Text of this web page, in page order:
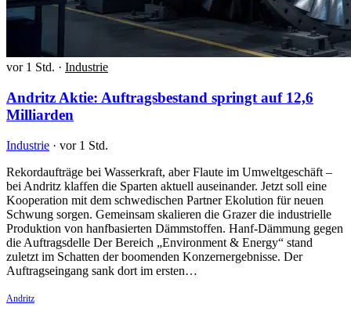
vor 1 Std. · Industrie
Andritz Aktie: Auftragsbestand springt auf 12,6
Milliarden
Industrie · vor 1 Std.
Rekordaufträge bei Wasserkraft, aber Flaute im Umweltgeschäft –
bei Andritz klaffen die Sparten aktuell auseinander. Jetzt soll eine
Kooperation mit dem schwedischen Partner Ekolution für neuen
Schwung sorgen. Gemeinsam skalieren die Grazer die industrielle
Produktion von hanfbasierten Dämmstoffen. Hanf-Dämmung gegen
die Auftragsdelle Der Bereich „Environment & Energy“ stand
zuletzt im Schatten der boomenden Konzernergebnisse. Der
Auftragseingang sank dort im ersten…
Andritz